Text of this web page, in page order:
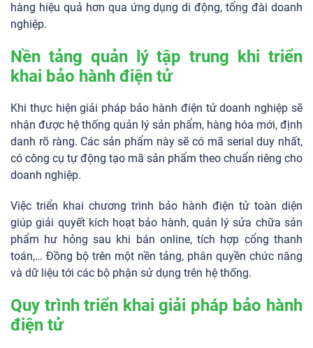
hàng hiệu quả hơn qua ứng dụng di động, tổng đài doanh
nghiệp.
Nền tảng quản lý tập trung khi triển
khai bảo hành điện tử
Khi thực hiện giải pháp bảo hành điện tử doanh nghiệp sẽ
nhận được hệ thống quản lý sản phẩm, hàng hóa mới, định
danh rõ ràng. Các sản phẩm này sẽ có mã serial duy nhất,
có công cụ tự động tạo mã sản phẩm theo chuẩn riêng cho
doanh nghiệp.
Việc triển khai chương trình bảo hành điện tử toàn diện
giúp giải quyết kích hoạt bảo hành, quản lý sửa chữa sản
phẩm hư hỏng sau khi bán online, tích hợp cổng thanh
toán,… Đồng bộ trên một nền tảng, phân quyền chức năng
và dữ liệu tới các bộ phận sử dụng trên hệ thống.
Quy trình triển khai giải pháp bảo hành
điện tử